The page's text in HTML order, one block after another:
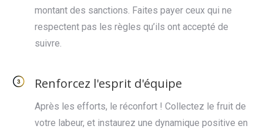
montant des sanctions. Faites payer ceux qui ne
respectent pas les règles qu’ils ont accepté de
suivre.
Renforcez l'esprit d'équipe
Après les efforts, le réconfort ! Collectez le fruit de
votre labeur, et instaurez une dynamique positive en